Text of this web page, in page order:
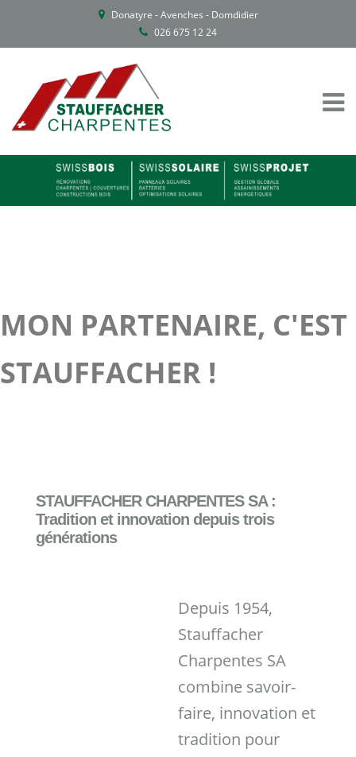
Donatyre - Avenches - Domdidier
026 675 12 24
MON PARTENAIRE, C'EST
STAUFFACHER !
STAUFFACHER CHARPENTES SA :
Tradition et innovation depuis trois
générations
Depuis 1954,
Stauffacher
Charpentes SA
combine savoir-
faire, innovation et
tradition pour